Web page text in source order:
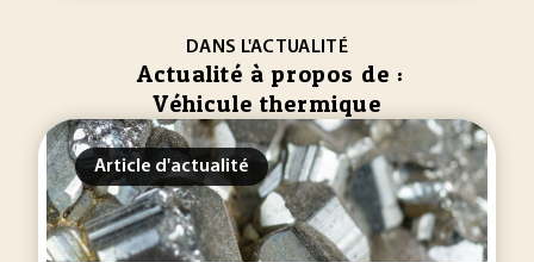
DANS L'ACTUALITÉ
Actualité à propos de :
Véhicule thermique
Article d'actualité